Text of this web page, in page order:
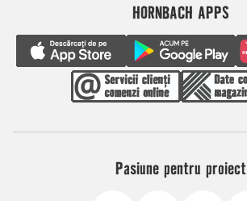
HORNBACH APPS
Pasiune pentru proiect